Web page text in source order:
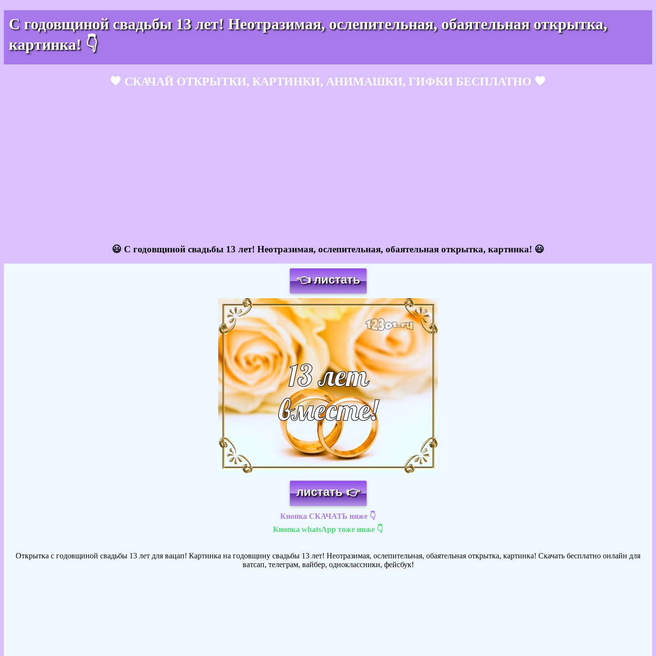
С годовщиной свадьбы 13 лет! Неотразимая, ослепительная, обаятельная открытка,
картинка! 👇
🧡 СКАЧАЙ ОТКРЫТКИ, КАРТИНКИ, АНИМАШКИ, ГИФКИ БЕСПЛАТНО 🧡
😃 С годовщиной свадьбы 13 лет! Неотразимая, ослепительная, обаятельная открытка, картинка! 😃
👈 листать
Загрузка картинки...
листать 👉
Кнопка СКАЧАТЬ ниже 👇
Кнопка whatsApp тоже ниже 👇
Открытка с годовщиной свадьбы 13 лет для вацап! Картинка на годовщину свадьбы 13 лет! Неотразимая, ослепительная, обаятельная открытка, картинка! Скачать бесплатно онлайн для
ватсап, телеграм, вайбер, одноклассники, фейсбук!